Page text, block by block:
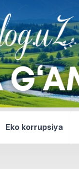
Eko korrupsiya